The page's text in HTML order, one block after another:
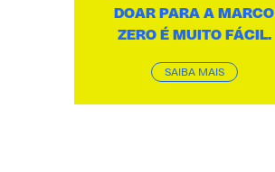
DOAR PARA A MARCO
ZERO É MUITO FÁCIL.
SAIBA MAIS